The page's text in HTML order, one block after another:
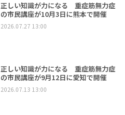
正しい知識が力になる 重症筋無力症
の市民講座が10月3日に熊本で開催
2026.07.27 13:00
正しい知識が力になる 重症筋無力症
の市民講座が9月12日に愛知で開催
2026.07.13 13:00